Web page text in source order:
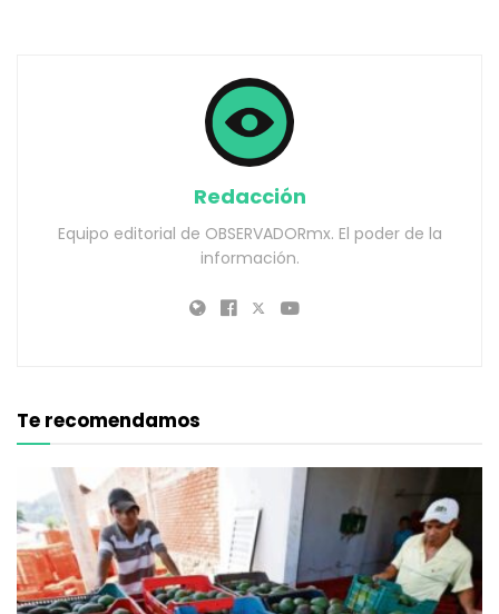
Redacción
Equipo editorial de OBSERVADORmx. El poder de la
información.
Te recomendamos